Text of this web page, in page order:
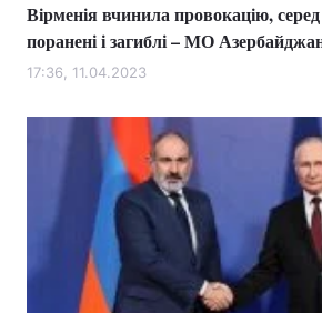
Вірменія вчинила провокацію,
поранені і загиблі – МО
17:36, 11.04.2023